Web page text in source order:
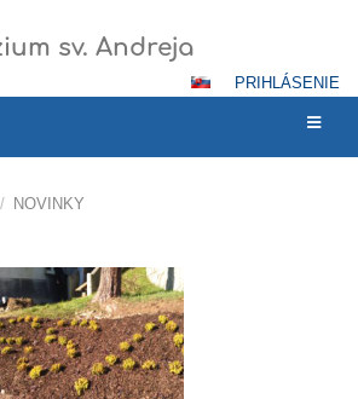
sv. Andreja
PRIHLÁSENIE
/ NOVINKY